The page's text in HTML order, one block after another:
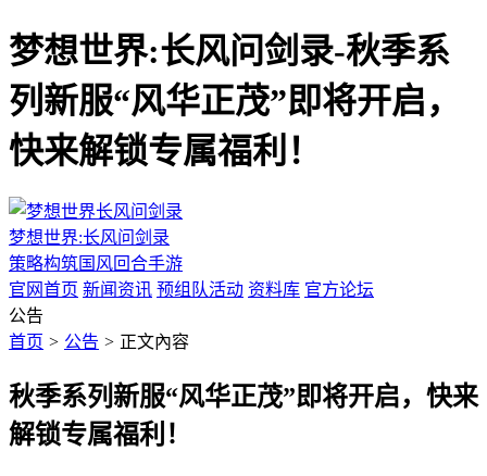
梦想世界:长风问剑录-秋季系
列新服“风华正茂”即将开启，
快来解锁专属福利！
梦想世界:长风问剑录
策略构筑国风回合手游
官网首页 新闻资讯 预组队活动 资料库 官方论坛
公告
首页 > 公告 > 正文內容
秋季系列新服“风华正茂”即将开启，快来
解锁专属福利！